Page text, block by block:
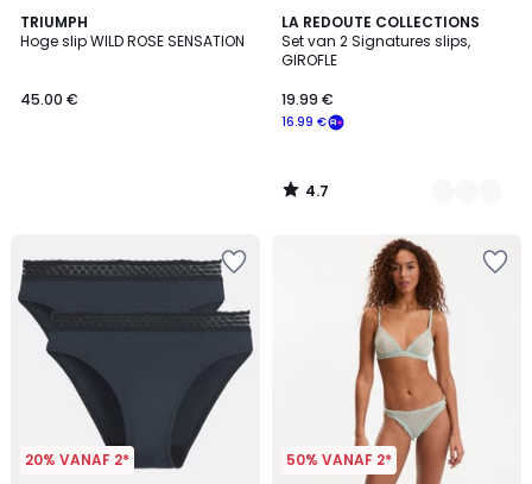
TRIUMPH
Hoge slip WILD ROSE SENSATION
45.00 €
LA REDOUTE COLLECTIONS
Set van 2 Signatures slips,
GIROFLE
16.99 €
19.99 €
4.7
/ 5
3
Kleuren
4.7
/
20% VANAF 2* 50% VANAF 2*